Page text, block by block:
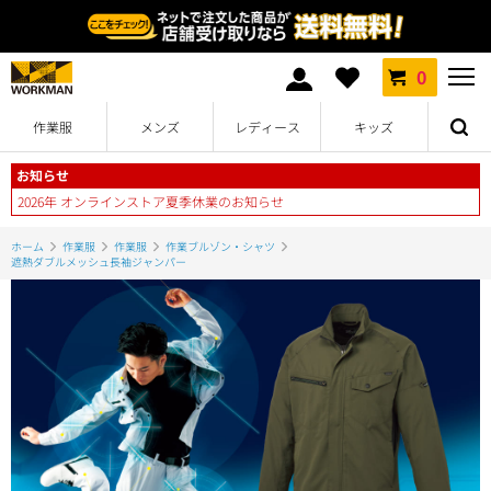
0
作業服 メンズ レディース キッズ
お知らせ
2026年 オンラインストア夏季休業のお知らせ
ホーム 作業服 作業服
作業ブルゾン・シャツ
遮熱ダブルメッシュ長袖ジャンパー